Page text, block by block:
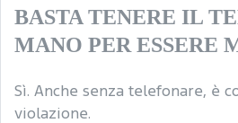
BASTA TENERE IL
MANO PER ESSERE
Sì. Anche senza telefonare, è
violazione.